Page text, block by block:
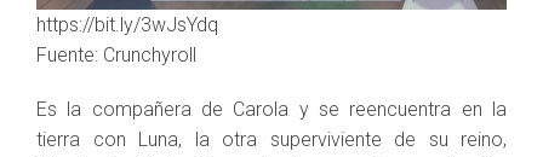
https://bit.ly/3wJsYdq
Fuente: Crunchyroll
Es la compañera de Carola y se reencuentra en la
tierra con Luna, la otra superviviente de su reino,